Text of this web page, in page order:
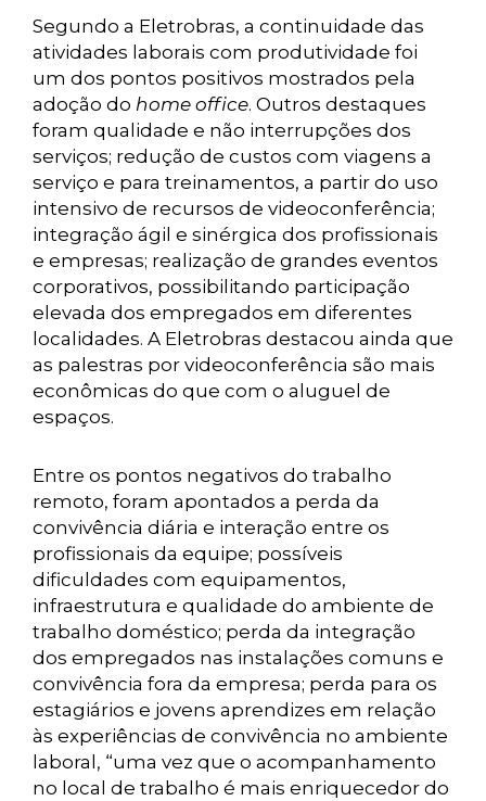
Segundo a Eletrobras, a continuidade das
atividades laborais com produtividade foi
um dos pontos positivos mostrados pela
adoção do home office. Outros destaques
foram qualidade e não interrupções dos
serviços; redução de custos com viagens a
serviço e para treinamentos, a partir do uso
intensivo de recursos de videoconferência;
integração ágil e sinérgica dos profissionais
e empresas; realização de grandes eventos
corporativos, possibilitando participação
elevada dos empregados em diferentes
localidades. A Eletrobras destacou ainda que
as palestras por videoconferência são mais
econômicas do que com o aluguel de
espaços.
Entre os pontos negativos do trabalho
remoto, foram apontados a perda da
convivência diária e interação entre os
profissionais da equipe; possíveis
dificuldades com equipamentos,
infraestrutura e qualidade do ambiente de
trabalho doméstico; perda da integração
dos empregados nas instalações comuns e
convivência fora da empresa; perda para os
estagiários e jovens aprendizes em relação
às experiências de convivência no ambiente
laboral, “uma vez que o acompanhamento
no local de trabalho é mais enriquecedor do